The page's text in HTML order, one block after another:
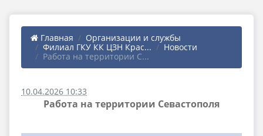
Главная
Организации и службы
Филиал ГКУ КК ЦЗН Крас...
Новости
Работа на территории С...
10.04.2026 10:33
Работа на территории Севастополя